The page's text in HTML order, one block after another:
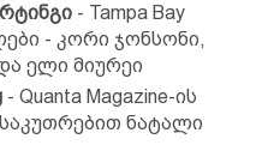
- Tampa Bay
- კორი ჯონსონი,
ელი მიურეი
- Quanta Magazine-ის
ნატალი